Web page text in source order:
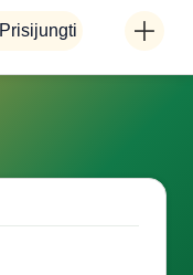
Prisijungti